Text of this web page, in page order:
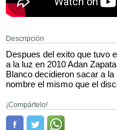
Descripción
Despues del exito que tuvo
a la luz en 2010 Adan
Blanco decidieron sacar a
nombre el mismo que el
¡Compártelo!